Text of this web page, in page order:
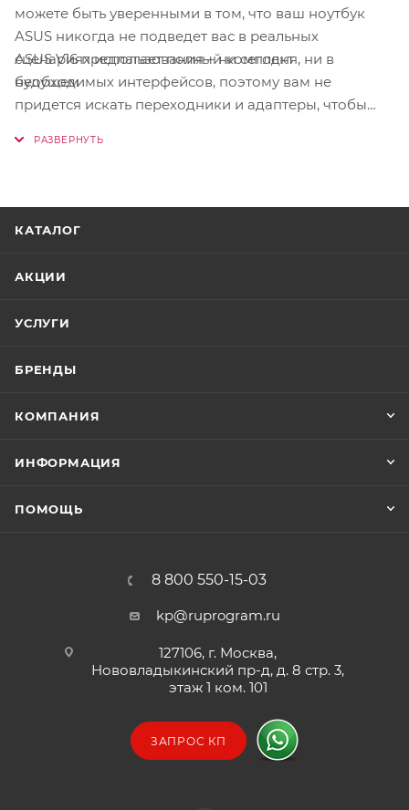
можете быть уверенными в том, что ваш ноутбук
ASUS никогда не подведет вас в реальных
сценариях использования – ни сегодня, ни в
будущем
ASUS V16 предлагает полный комплект
необходимых интерфейсов, поэтому вам не
придется искать переходники и адаптеры, чтобы
КАТАЛОГ
АКЦИИ
УСЛУГИ
БРЕНДЫ
КОМПАНИЯ
ИНФОРМАЦИЯ
ПОМОЩЬ
8 800 550-15-03
kp@ruprogram.ru
127106, г. Москва,
Нововладыкинский пр-д, д. 8 стр. 3,
этаж 1 ком. 101
ЗАПРОС КП